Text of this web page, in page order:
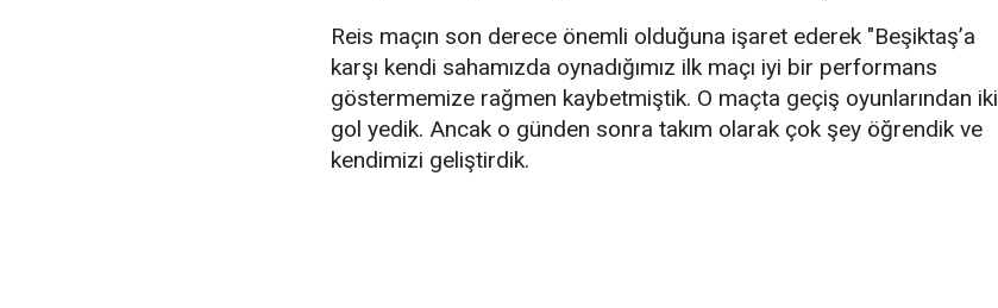
Reis maçın son derece önemli olduğuna işaret ederek "Beşiktaş’a
karşı kendi sahamızda oynadığımız ilk maçı iyi bir performans
göstermemize rağmen kaybetmiştik. O maçta geçiş oyunlarından iki
gol yedik. Ancak o günden sonra takım olarak çok şey öğrendik ve
kendimizi geliştirdik.